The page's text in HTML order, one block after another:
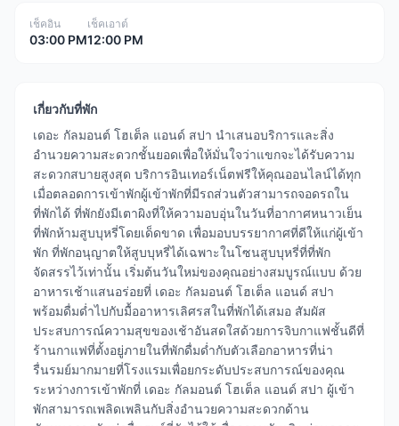
เช็คอิน
03:00 PM
เช็คเอาต์
12:00 PM
เกี่ยวกับที่พัก
เดอะ กัลมอนต์ โฮเต็ล แอนด์ สปา นำเสนอบริการและสิ่ง
อำนวยความสะดวกชั้นยอดเพื่อให้มั่นใจว่าแขกจะได้รับความ
สะดวกสบายสูงสุด บริการอินเทอร์เน็ตฟรีให้คุณออนไลน์ได้ทุก
เมื่อตลอดการเข้าพักผู้เข้าพักที่มีรถส่วนตัวสามารถจอดรถใน
ที่พักได้ ที่พักยังมีเตาผิงที่ให้ความอบอุ่นในวันที่อากาศหนาวเย็น
ที่พักห้ามสูบบุหรี่โดยเด็ดขาด เพื่อมอบบรรยากาศที่ดีให้แก่ผู้เข้า
พัก ที่พักอนุญาตให้สูบบุหรี่ได้เฉพาะในโซนสูบบุหรี่ที่ที่พัก
จัดสรรไว้เท่านั้น เริ่มต้นวันใหม่ของคุณอย่างสมบูรณ์แบบ ด้วย
อาหารเช้าแสนอร่อยที่ เดอะ กัลมอนต์ โฮเต็ล แอนด์ สปา
พร้อมดื่มด่ำไปกับมื้ออาหารเลิศรสในที่พักได้เสมอ สัมผัส
ประสบการณ์ความสุขของเช้าอันสดใสด้วยการจิบกาแฟชั้นดีที่
ร้านกาแฟที่ตั้งอยู่ภายในที่พักดื่มด่ำกับตัวเลือกอาหารที่น่า
รื่นรมย์มากมายที่โรงแรมเพื่อยกระดับประสบการณ์ของคุณ
ระหว่างการเข้าพักที่ เดอะ กัลมอนต์ โฮเต็ล แอนด์ สปา ผู้เข้า
พักสามารถเพลิดเพลินกับสิ่งอำนวยความสะดวกด้าน